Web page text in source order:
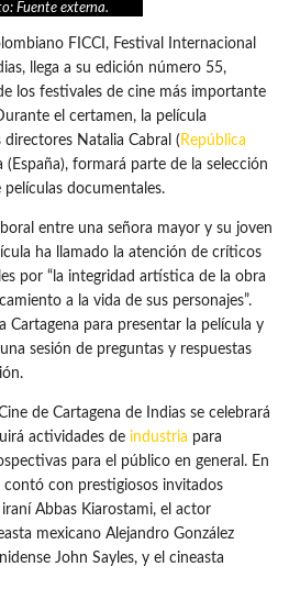
Fuente externa.
FICCI, Festival Internacional
llega a su edición número 55,
los festivales de cine más importante
el certamen, la película
directores Natalia Cabral ( República
(España), formará parte de la selección
documentales.
entre una señora mayor y su joven
ha llamado la atención de críticos
por “la integridad artística de la obra
a la vida de sus personajes”.
Cartagena para presentar la película y
sesión de preguntas y respuestas
de Cartagena de Indias se celebrará
actividades de industria para
para el público en general. En
con prestigiosos invitados
Abbas Kiarostami, el actor
mexicano Alejandro González
John Sayles, y el cineasta